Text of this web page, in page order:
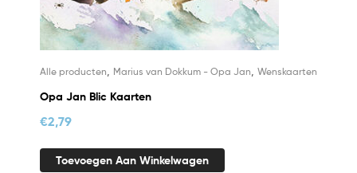
Alle producten, Marius van Dokkum - Opa Jan, Wenskaarten
Opa Jan Blic Kaarten
€2,79
Toevoegen Aan Winkelwagen